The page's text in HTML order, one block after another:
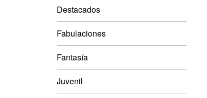
Destacados
Fabulaciones
Fantasía
Juvenil